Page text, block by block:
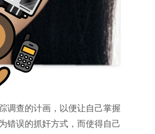
调查的计画，以便让自己掌握
错误的抓奸方式，而使得自己